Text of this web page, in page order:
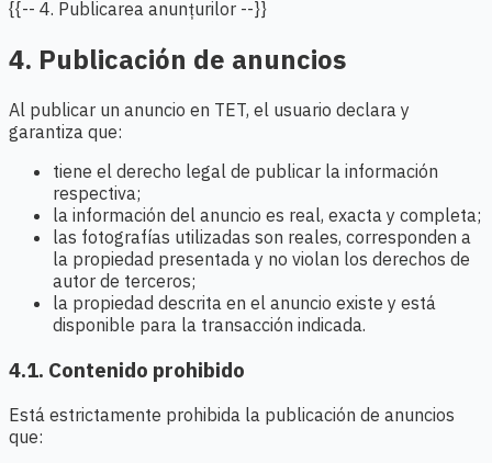
{{-- 4. Publicarea anunțurilor --}}
4. Publicación de anuncios
Al publicar un anuncio en TET, el usuario declara y
garantiza que:
tiene el derecho legal de publicar la información
respectiva;
la información del anuncio es real, exacta y completa;
las fotografías utilizadas son reales, corresponden a
la propiedad presentada y no violan los derechos de
autor de terceros;
la propiedad descrita en el anuncio existe y está
disponible para la transacción indicada.
4.1. Contenido prohibido
Está estrictamente prohibida la publicación de anuncios
que: